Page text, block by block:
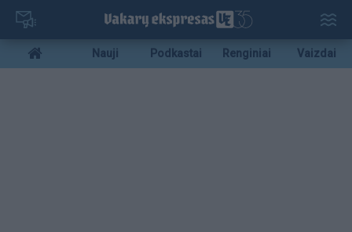
Pereiti
pagrindinį
turinį
Mobile
menu
Nauji Podkastai Renginiai Vaizdai